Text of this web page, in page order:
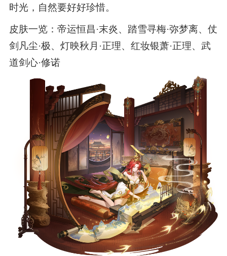
时光，自然要好好珍惜。
皮肤一览：帝运恒昌·末炎、踏雪寻梅·弥梦离、仗
剑凡尘·极、灯映秋月·正理、红妆银萧·正理、武
道剑心·修诺